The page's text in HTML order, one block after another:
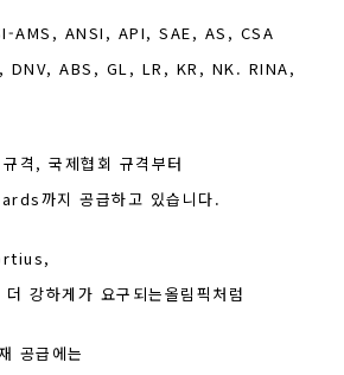
AMS, ANSI, API, SAE, AS, CSA
DNV, ABS, GL, LR, KR, NK. RINA,
격, 국제협회 규격부터
까지 공급하고 있습니다.
강하게가 요구되는올림픽처럼
공급에는